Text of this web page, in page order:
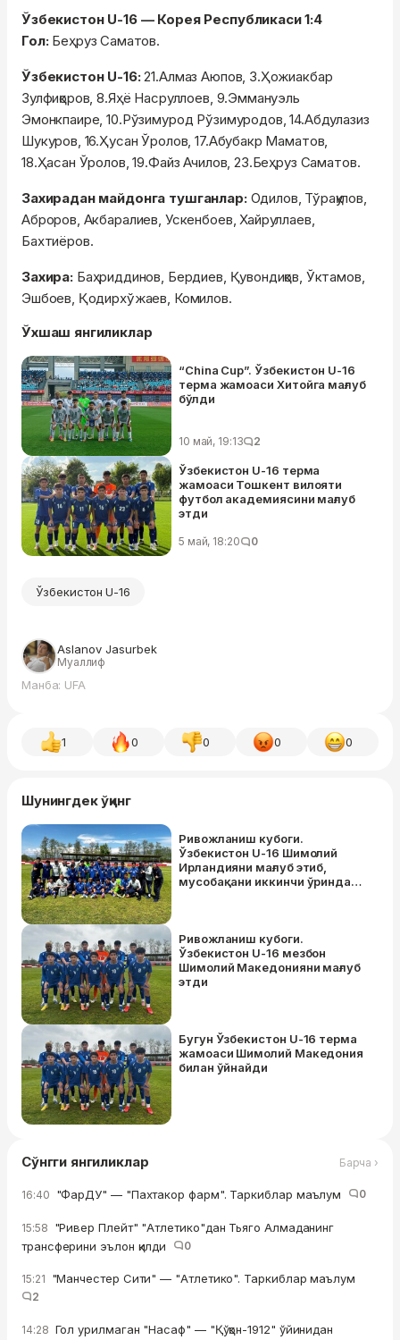
Ўзбекистон U-16 — Корея Республикаси 1:4
Гол:Беҳруз Саматов.
Ўзбекистон U-16:21.Алмаз Аюпов, 3.Ҳожиакбар
Зулфиқоров, 8.Яҳё Насруллоев, 9.Эммануэль
Эмонкпаире, 10.Рўзимурод Рўзимуродов, 14.Абдулазиз
Шукуров, 16.Ҳусан Ўролов, 17.Абубакр Маматов,
18.Ҳасан Ўролов, 19.Файз Ачилов, 23.Беҳруз Саматов.
Захирадан майдонга тушганлар:Одилов, Тўрақулов,
Аброров, Акбаралиев, Ускенбоев, Хайруллаев,
Бахтиёров.
Захира:Баҳриддинов, Бердиев, Қувондиқов, Ўктамов,
Эшбоев, Қодирхўжаев, Комилов.
Ўхшаш янгиликлар
“China Cup”. Ўзбекистон U-16
терма жамоаси Хитойга мағлуб
бўлди
10 май, 19:13 2
Ўзбекистон U-16 терма
жамоаси Тошкент вилояти
футбол академиясини мағлуб
этди
5 май, 18:20 0
Ўзбекистон U-16
Aslanov Jasurbek
Муаллиф
Манба: UFA
1 0 0 0 0
Шунингдек ўқинг
Ривожланиш кубоги.
Ўзбекистон U-16 Шимолий
Ирландияни мағлуб этиб,
мусобақани иккинчи ўринда
Ривожланиш кубоги.
Ўзбекистон U-16 мезбон
Шимолий Македонияни мағлуб
этди
Бугун Ўзбекистон U-16 терма
жамоаси Шимолий Македония
билан ўйнайди
Сўнгги янгиликлар Барча ›
16:40 "ФарДУ" — "Пахтакор фарм". Таркиблар маълум 0
15:58 "Ривер Плейт" "Атлетико"дан Тьяго Алмаданинг
трансферини эълон қилди
0
15:21 "Манчестер Сити" — "Атлетико". Таркиблар маълум
2
14:28 Гол урилмаган "Насаф" — "Қўқон-1912" ўйинидан